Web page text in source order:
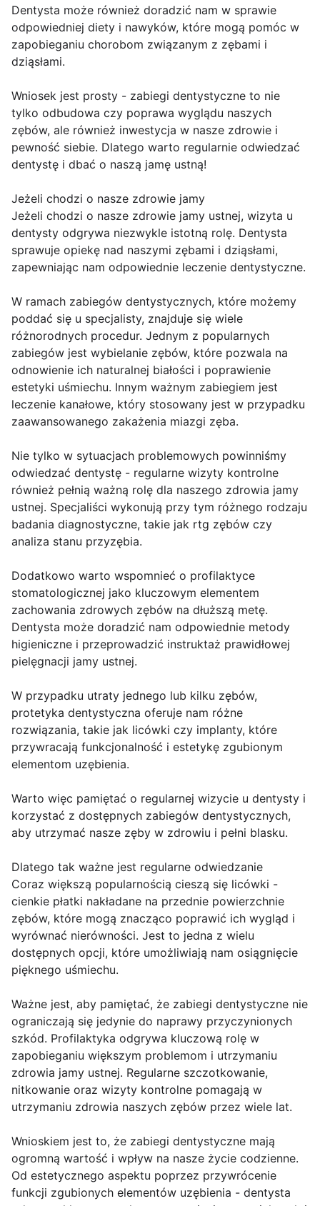
Dentysta może również doradzić nam w sprawie
odpowiedniej diety i nawyków, które mogą pomóc w
zapobieganiu chorobom związanym z zębami i
dziąsłami.
Wniosek jest prosty - zabiegi dentystyczne to nie
tylko odbudowa czy poprawa wyglądu naszych
zębów, ale również inwestycja w nasze zdrowie i
pewność siebie. Dlatego warto regularnie odwiedzać
dentystę i dbać o naszą jamę ustną!
Jeżeli chodzi o nasze zdrowie jamy
Jeżeli chodzi o nasze zdrowie jamy ustnej, wizyta u
dentysty odgrywa niezwykle istotną rolę. Dentysta
sprawuje opiekę nad naszymi zębami i dziąsłami,
zapewniając nam odpowiednie leczenie dentystyczne.
W ramach zabiegów dentystycznych, które możemy
poddać się u specjalisty, znajduje się wiele
różnorodnych procedur. Jednym z popularnych
zabiegów jest wybielanie zębów, które pozwala na
odnowienie ich naturalnej białości i poprawienie
estetyki uśmiechu. Innym ważnym zabiegiem jest
leczenie kanałowe, który stosowany jest w przypadku
zaawansowanego zakażenia miazgi zęba.
Nie tylko w sytuacjach problemowych powinniśmy
odwiedzać dentystę - regularne wizyty kontrolne
również pełnią ważną rolę dla naszego zdrowia jamy
ustnej. Specjaliści wykonują przy tym różnego rodzaju
badania diagnostyczne, takie jak rtg zębów czy
analiza stanu przyzębia.
Dodatkowo warto wspomnieć o profilaktyce
stomatologicznej jako kluczowym elementem
zachowania zdrowych zębów na dłuższą metę.
Dentysta może doradzić nam odpowiednie metody
higieniczne i przeprowadzić instruktaż prawidłowej
pielęgnacji jamy ustnej.
W przypadku utraty jednego lub kilku zębów,
protetyka dentystyczna oferuje nam różne
rozwiązania, takie jak licówki czy implanty, które
przywracają funkcjonalność i estetykę zgubionym
elementom uzębienia.
Warto więc pamiętać o regularnej wizycie u dentysty i
korzystać z dostępnych zabiegów dentystycznych,
aby utrzymać nasze zęby w zdrowiu i pełni blasku.
Dlatego tak ważne jest regularne odwiedzanie
Coraz większą popularnością cieszą się licówki -
cienkie płatki nakładane na przednie powierzchnie
zębów, które mogą znacząco poprawić ich wygląd i
wyrównać nierówności. Jest to jedna z wielu
dostępnych opcji, które umożliwiają nam osiągnięcie
pięknego uśmiechu.
Ważne jest, aby pamiętać, że zabiegi dentystyczne nie
ograniczają się jedynie do naprawy przyczynionych
szkód. Profilaktyka odgrywa kluczową rolę w
zapobieganiu większym problemom i utrzymaniu
zdrowia jamy ustnej. Regularne szczotkowanie,
nitkowanie oraz wizyty kontrolne pomagają w
utrzymaniu zdrowia naszych zębów przez wiele lat.
Wnioskiem jest to, że zabiegi dentystyczne mają
ogromną wartość i wpływ na nasze życie codzienne.
Od estetycznego aspektu poprzez przywrócenie
funkcji zgubionych elementów uzębienia - dentysta